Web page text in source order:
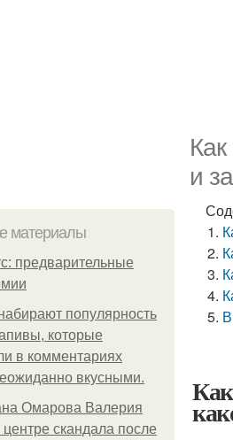
и
материалы
предварительные
популярность
которые
в комментариях
вкусными.
Омарова Валерия
центре скандала после